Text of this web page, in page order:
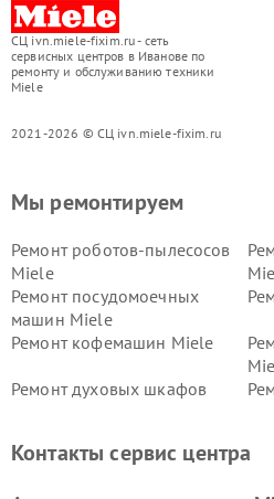
СЦ ivn.miele-fixim.ru - сеть
сервисных центров в Иванове по
ремонту и обслуживанию техники
Miele
2021-2026 © СЦ ivn.miele-fixim.ru
Мы ремонтируем
Ремонт роботов-пылесосов
Miele
Ремонт посудомоечных
машин Miele
Ремонт кофемашин Miele
Ремонт духовых шкафов
Miele
Контакты сервис центра